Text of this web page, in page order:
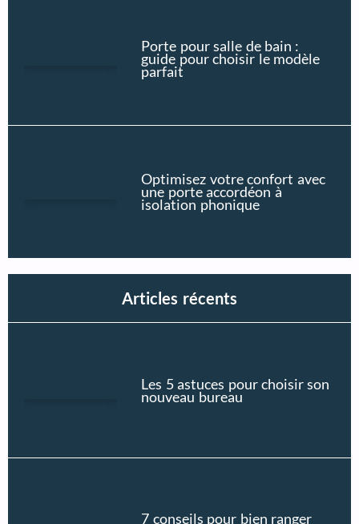
Porte pour salle de bain :
guide pour choisir le modèle
parfait
Optimisez votre confort avec
une porte accordéon à
isolation phonique
Articles récents
Les 5 astuces pour choisir son
nouveau bureau
7 conseils pour bien ranger